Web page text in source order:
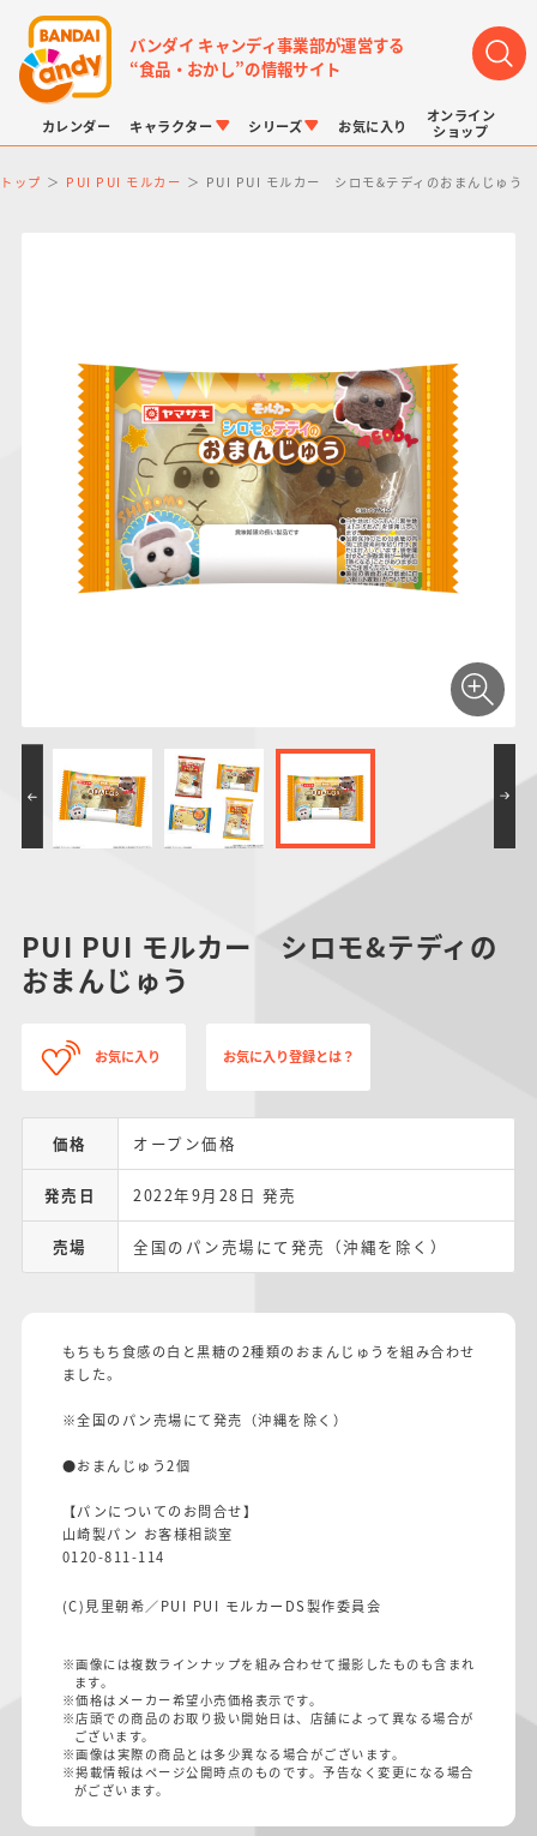
バンダイ キャンディ事業部が運営する
“食品・おかし”の情報サイト
カレンダー キャラクター
仮面ライダーシリー
ズ
PROJECT R.E.D.・
スーパー戦隊シリー
ズ
ポケットモンスター
アンパンマン
サンリオキャラクタ
シリーズ
キャラパキ
つりグミ
＆スクエアシール
SMPシリーズ
ポケモンスケールワ
ールド
お気に入り
オンライン
ショップ
トップ PUI PUI モルカー PUI PUI モルカー シロモ&テディのおまんじゅう
PUI PUI モルカー シロモ&テディの
おまんじゅう
お気に入り お気に入り登録とは？
価格 オープン価格
発売日 2022年9月28日 発売
売場 全国のパン売場にて発売（沖縄を除く）
もちもち食感の白と黒糖の2種類のおまんじゅうを組み合わせ
ました。
※全国のパン売場にて発売（沖縄を除く）
●おまんじゅう2個
【パンについてのお問合せ】
山崎製パン お客様相談室
0120-811-114
(C)見里朝希／PUI PUI モルカーDS製作委員会
※画像には複数ラインナップを組み合わせて撮影したものも含まれ
ます。
※価格はメーカー希望小売価格表示です。
※店頭での商品のお取り扱い開始日は、店舗によって異なる場合が
ございます。
※画像は実際の商品とは多少異なる場合がございます。
※掲載情報はページ公開時点のものです。予告なく変更になる場合
がございます。